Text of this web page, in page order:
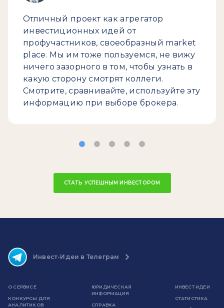
Отличный проект как агрегатор
инвестиционных идей от
профучастников, своеобразный market
place. Мы им тоже пользуемся, не вижу
ничего зазорного в том, чтобы узнать в
какую сторону смотрят коллеги.
Смотрите, сравнивайте, используйте эту
информацию при выборе брокера.
СТАТЬ УСПЕШНЫМ ИНВЕСТОРОМ
Инвест-Идеи в Телеграм
О СЕРВИСЕ
КОНКУРСЫ ДЛЯ
АНАЛИТИКОВ
ЮРИДИЧЕСКАЯ
ИНФОРМАЦИЯ
СПРАВКА
ИНВЕСТ ИДЕИ
СТАТИСТИКА